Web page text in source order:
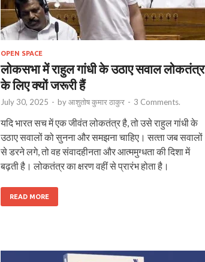
OPEN SPACE
लोकसभा में राहुल गांधी के उठाए सवाल लोकतंत्र
के लिए क्‍यों जरूरी हैं
July 30, 2025 - byआशुतोष कुमार ठाकुर - 3 Comments.
यदि भारत सच में एक जीवंत लोकतंत्र है, तो उसे राहुल गांधी के
उठाए सवालों को सुनना और समझना चाहिए। सत्‍ता जब सवालों
से डरने लगे, तो वह संवादहीनता और आत्ममुग्धता की दिशा में
बढ़ती है। लोकतंत्र का क्षरण वहीं से प्रारंभ होता है।
READ MORE